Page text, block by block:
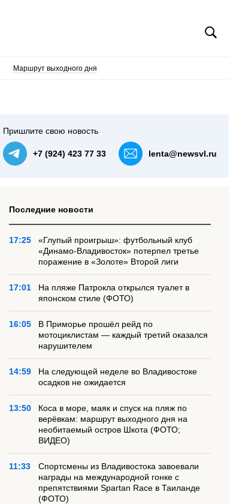
Маршрут выходного дня
Пришлите свою новость
+7 (924) 423 77 33 lenta@newsvl.ru
Последние новости
17:25
«Глупый проигрыш»: футбольный клуб
«Динамо-Владивосток» потерпел третье
поражение в «Золоте» Второй лиги
17:01
На пляже Патрокла открылся туалет в
японском стиле (ФОТО)
16:05
В Приморье прошёл рейд по
мотоциклистам — каждый третий оказался
нарушителем
14:59
На следующей неделе во Владивостоке
осадков не ожидается
13:50
Коса в море, маяк и спуск на пляж по
верёвкам: маршрут выходного дня на
необитаемый остров Шкота (ФОТО;
ВИДЕО)
11:33
Спортсмены из Владивостока завоевали
награды на международной гонке с
препятствиями Spartan Race в Таиланде
(ФОТО)